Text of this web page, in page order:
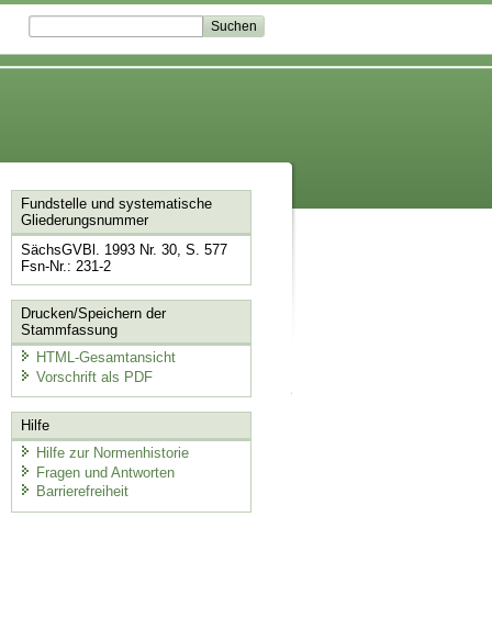
Fundstelle und systematische
Gliederungsnummer
SächsGVBl. 1993 Nr. 30, S. 577
Fsn-Nr.: 231-2
Drucken/Speichern der
Stammfassung
HTML-Gesamtansicht
Vorschrift als PDF
Hilfe
Hilfe zur Normenhistorie
Fragen und Antworten
Barrierefreiheit